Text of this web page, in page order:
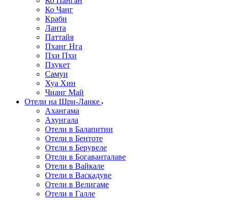
Ко Чанг
Краби
Ланта
Паттайя
Пханг Нга
Пхи Пхи
Пхукет
Самуи
Хуа Хин
Чианг Май
Отели на Шри-Ланке
Ахангама
Ахунгала
Отели в Балапитии
Отели в Бентоте
Отели в Берувеле
Отели в Богаванталаве
Отели в Вайкале
Отели в Васкадуве
Отели в Велигаме
Отели в Галле